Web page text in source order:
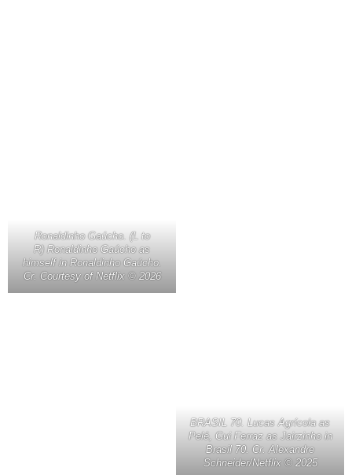
Ronaldinho Gaúcho. (L to
R) Ronaldinho Gaúcho as
himself in Ronaldinho Gaúcho.
Cr. Courtesy of Netflix © 2026
BRASIL 70. Lucas Agrícola as
Pelé, Gui Ferraz as Jairzinho in
Brasil 70. Cr. Alexandre
Schneider/Netflix © 2025